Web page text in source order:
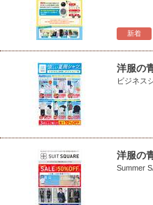
新着
洋服の
ビジネス
洋服の
Summer